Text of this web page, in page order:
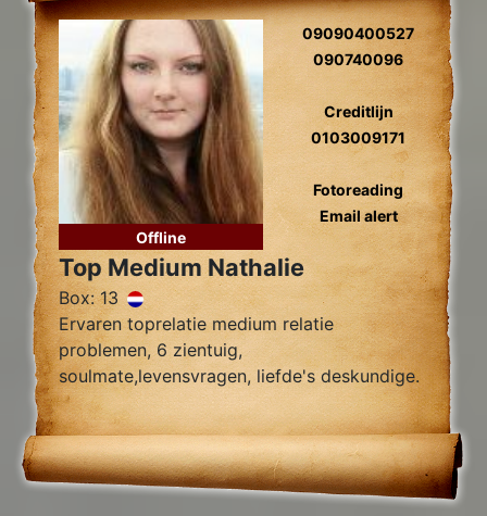
Offline
09090400527
090740096
Creditlijn
0103009171
Fotoreading
Email alert
Top Medium Nathalie
Box: 13
Ervaren toprelatie medium relatie
problemen, 6 zientuig,
soulmate,levensvragen, liefde's deskundige.